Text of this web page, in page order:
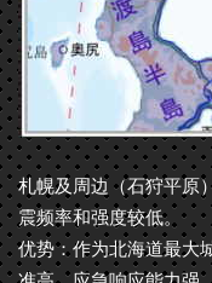
札幌及周边（石狩平原
震频率和强度较低。
优势：作为北海道最大